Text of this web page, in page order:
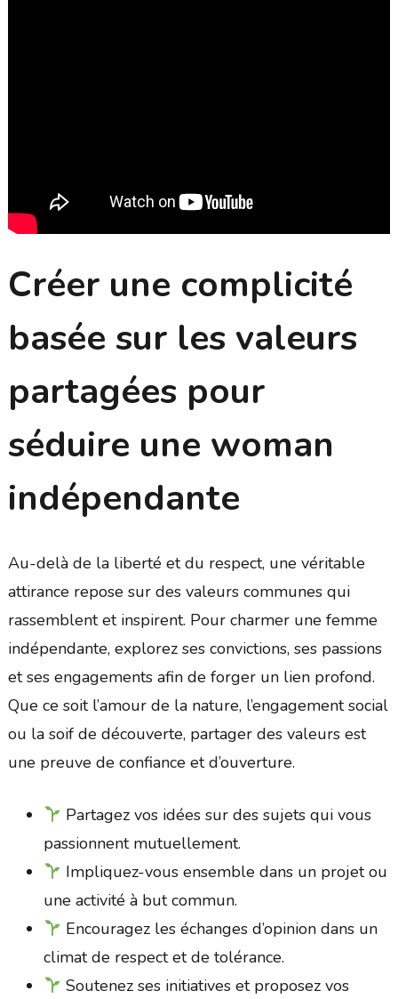
Créer une complicité
basée sur les valeurs
partagées pour
séduire une woman
indépendante
Au-delà de la liberté et du respect, une véritable
attirance repose sur des valeurs communes qui
rassemblent et inspirent. Pour charmer une femme
indépendante, explorez ses convictions, ses passions
et ses engagements afin de forger un lien profond.
Que ce soit l’amour de la nature, l’engagement social
ou la soif de découverte, partager des valeurs est
une preuve de confiance et d’ouverture.
Partagez vos idées sur des sujets qui vous
passionnent mutuellement.
Impliquez-vous ensemble dans un projet ou
une activité à but commun.
Encouragez les échanges d’opinion dans un
climat de respect et de tolérance.
Soutenez ses initiatives et proposez vos